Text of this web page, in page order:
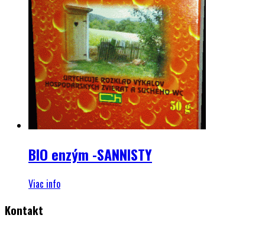
BIO enzým -SANNISTY
Viac info
Kontakt